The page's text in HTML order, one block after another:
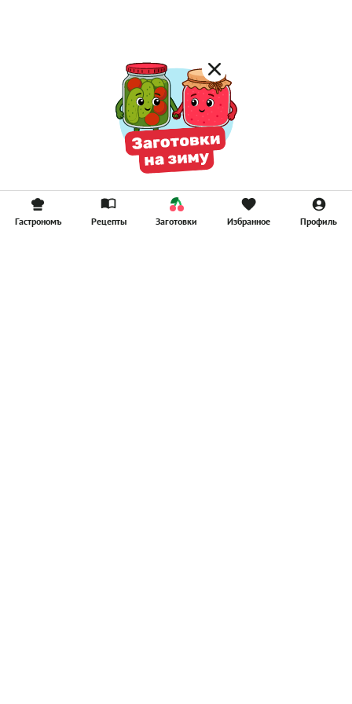
Гастрономъ Рецепты Заготовки Избранное Профиль